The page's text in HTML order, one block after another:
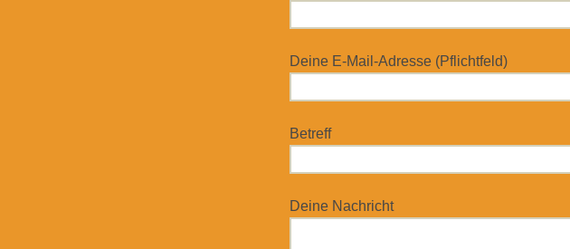
Deine E-Mail-Adresse (Pflichtfeld)
Betreff
Deine Nachricht